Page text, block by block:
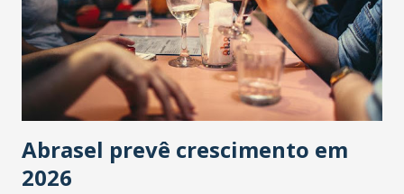
Abrasel prevê crescimento em
2026